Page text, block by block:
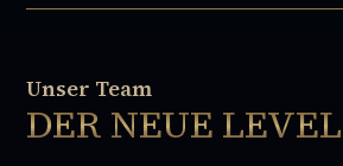
Unser Team
DER NEUE LEVEL